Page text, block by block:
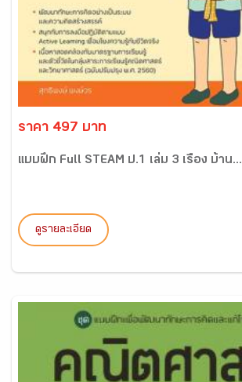
ราคา 497 บาท
แบบฝึก Full STEAM ป.1 เล่ม 3 เรื่อง บ้าน...
ดูรายละเอียด